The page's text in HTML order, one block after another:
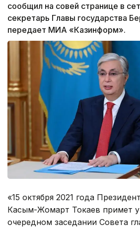
сообщил на совей странице в
секретарь Главы государства
передает МИА «Казинформ».
«15 октября 2021 года
Касым-Жомарт Токаев примет
очередном заседании Совета